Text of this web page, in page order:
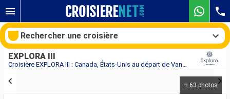
Croisière EXPLORA III : Canada, États-Unis au départ de Vancouver
EXPLORA III
+ 63 photos
Rechercher une croisière